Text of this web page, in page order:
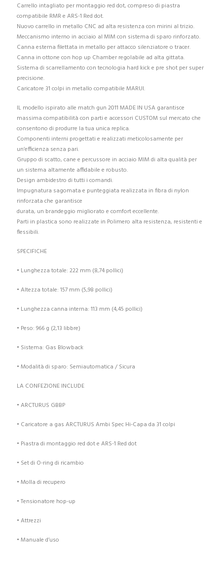
Carrello intagliato per montaggio red dot, compreso di piastra
compatibile RMR e ARS-1 Red dot.
Nuovo carrello in metallo CNC ad alta resistenza con mirini al trizio.
Meccanismo interno in acciaio al MIM con sistema di sparo rinforzato.
Canna esterna filettata in metallo per attacco silenziatore o tracer.
Canna in ottone con hop up Chamber regolabile ad alta gittata.
Sistema di scarrellamento con tecnologia hard kick e pre shot per super
precisione.
Caricatore 31 colpi in metallo compatibile MARUI.
IL modello ispirato alle match gun 2011 MADE IN USA garantisce
massima compatibilità con parti e accessori CUSTOM sul mercato che
consentono di produrre la tua unica replica.
Componenti interni progettati e realizzati meticolosamente per
un’efficienza senza pari.
Gruppo di scatto, cane e percussore in acciaio MIM di alta qualità per
un sistema altamente affidabile e robusto.
Design ambidestro di tutti i comandi.
Impugnatura sagomata e punteggiata realizzata in fibra di nylon
rinforzata che garantisce
durata, un brandeggio migliorato e comfort eccellente.
Parti in plastica sono realizzate in Polimero alta resistenza, resistenti e
flessibili.
SPECIFICHE
• Lunghezza totale: 222 mm (8,74 pollici)
• Altezza totale: 157 mm (5,98 pollici)
• Lunghezza canna interna: 113 mm (4,45 pollici)
• Peso: 966 g (2,13 libbre)
• Sistema: Gas Blowback
• Modalità di sparo: Semiautomatica / Sicura
LA CONFEZIONE INCLUDE
• ARCTURUS GBBP
• Caricatore a gas ARCTURUS Ambi Spec Hi-Capa da 31 colpi
• Piastra di montaggio red dot e ARS-1 Red dot
• Set di O-ring di ricambio
• Molla di recupero
• Tensionatore hop-up
• Attrezzi
• Manuale d’uso